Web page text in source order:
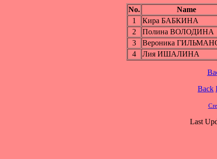
No.
Name
1
Кира БАБКИНА
2
Полина ВОЛОДИНА
3
Вероника
4
Лия ИШАЛИНА
Back
Last